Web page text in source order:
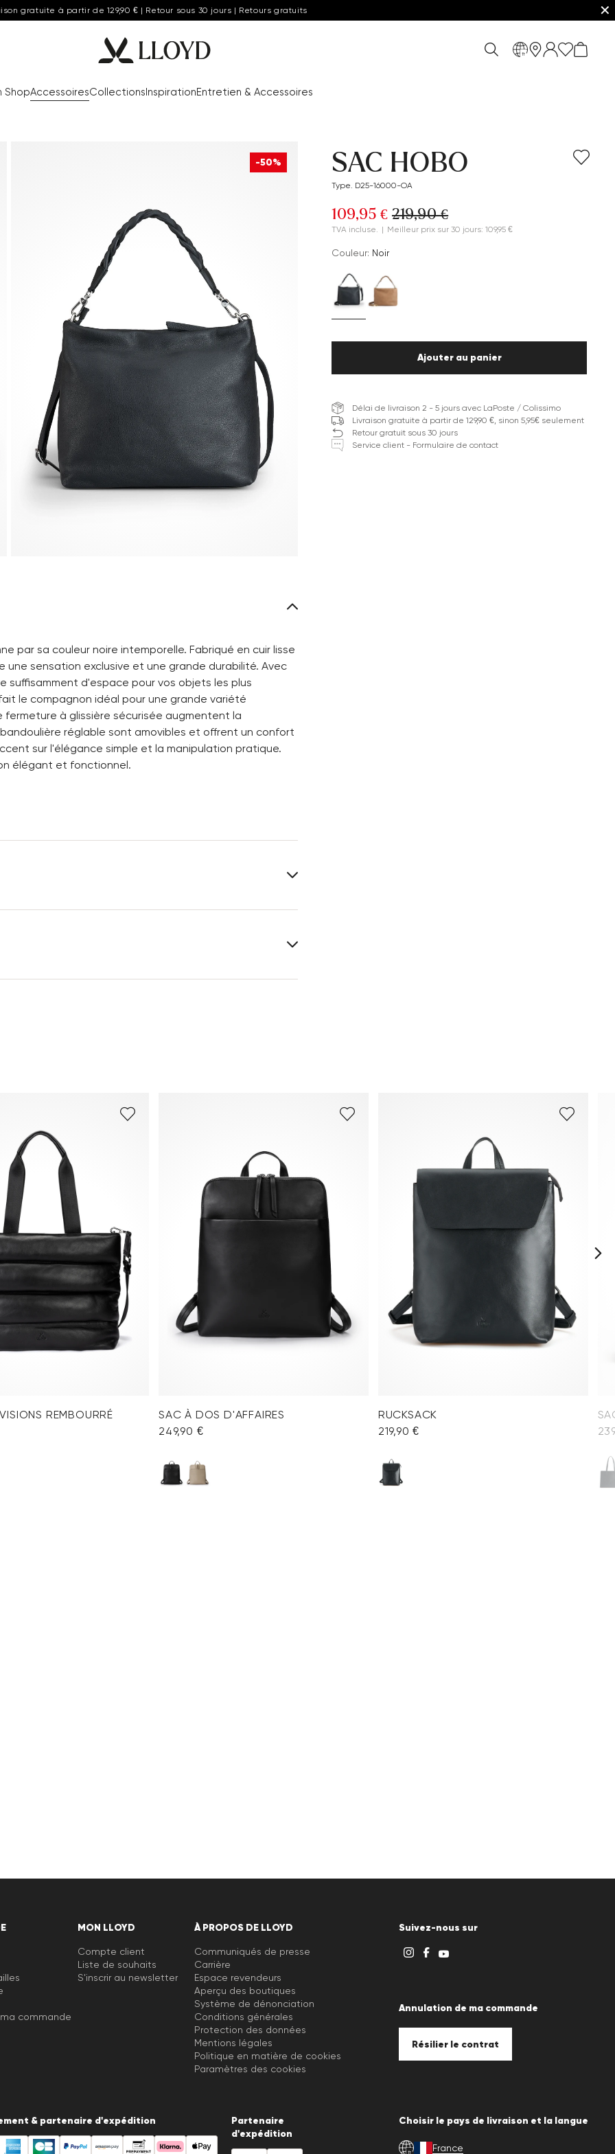
gratuite à partir de 129,90 € | Retour sous 30 jours | Retours gratuits ✕
ShopAccessoiresCollectionsInspirationEntretien & Accessoires
fr
-50%
par sa couleur noire intemporelle. Fabriqué en cuir lisse
sensation exclusive et une grande durabilité. Avec
suffisamment d'espace pour vos objets les plus
le compagnon idéal pour une grande variété
à glissière sécurisée augmentent la
réglable sont amovibles et offrent un confort
sur l'élégance simple et la manipulation pratique.
élégant et fonctionnel.
Alimentation:
100% Coton
Tu trouveras plus d'informations sur le sujet dans la
SAC HOBO
Type. D25-16000-OA
109,95 € 219,90 €
TVA incluse. | Meilleur prix sur 30 jours: 109,95 €
Couleur: Noir
Ajouter au panier
Délai de livraison 2 - 5 jours avec LaPoste / Colissimo
Livraison gratuite à partir de 129,90 €, sinon 5,95€ seulement
Retour gratuit sous 30 jours
Service client - Formulaire de contact
REMBOURRÉ
SAC À DOS D'AFFAIRES
249,90 €
RUCKSACK
219,90 €
commande
MON LLOYD
Compte client
Liste de souhaits
S'inscrir au newsletter
À PROPOS DE LLOYD
Communiqués de presse
Carrière
Espace revendeurs
Aperçu des boutiques
Système de dénonciation
Conditions générales
Protection des données
Mentions légales
Politique en matière de cookies
Paramètres des cookies
Suivez-nous sur
Annulation de ma commande
Résilier le contrat
& partenaire d'expédition
Partenaire
d'expédition
Choisir le pays de livraison et la langue
fr France